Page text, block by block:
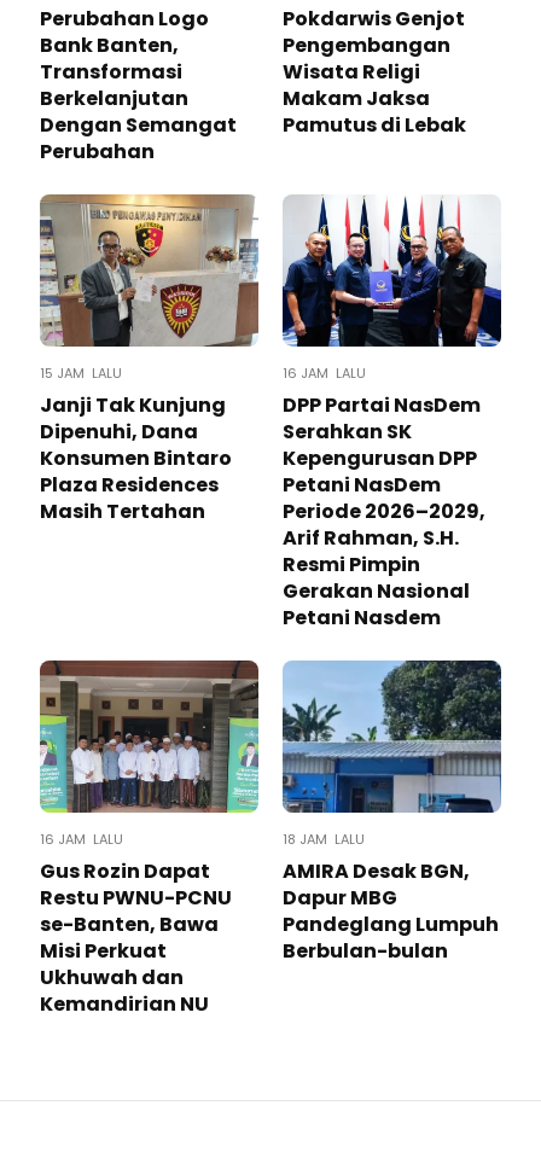
Perubahan Logo
Bank Banten,
Transformasi
Berkelanjutan
Dengan Semangat
Perubahan
Pokdarwis Genjot
Pengembangan
Wisata Religi
Makam Jaksa
Pamutus di Lebak
15 JAM LALU
Janji Tak Kunjung
Dipenuhi, Dana
Konsumen Bintaro
Plaza Residences
Masih Tertahan
16 JAM LALU
DPP Partai NasDem
Serahkan SK
Kepengurusan DPP
Petani NasDem
Periode 2026–2029,
Arif Rahman, S.H.
Resmi Pimpin
Gerakan Nasional
Petani Nasdem
16 JAM LALU
Gus Rozin Dapat
Restu PWNU-PCNU
se-Banten, Bawa
Misi Perkuat
Ukhuwah dan
Kemandirian NU
18 JAM LALU
AMIRA Desak BGN,
Dapur MBG
Pandeglang Lumpuh
Berbulan-bulan